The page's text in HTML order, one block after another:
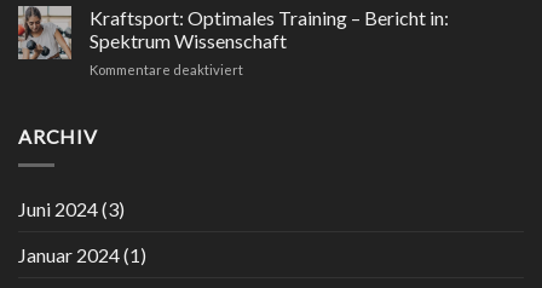
–
Podcast
ZEITonline
und
Hüftgelenk
–
Beitrag
Kraftsport: Optimales Training – Bericht in:
Spektrum Wissenschaft
Kommentare deaktiviertfür
ARCHIV
Juni 2024(3)
Januar 2024(1)